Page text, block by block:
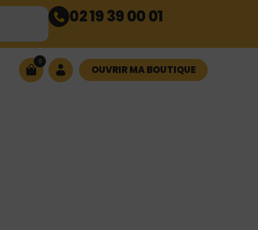
02 19 39 00 01
0
OUVRIR MA BOUTIQUE